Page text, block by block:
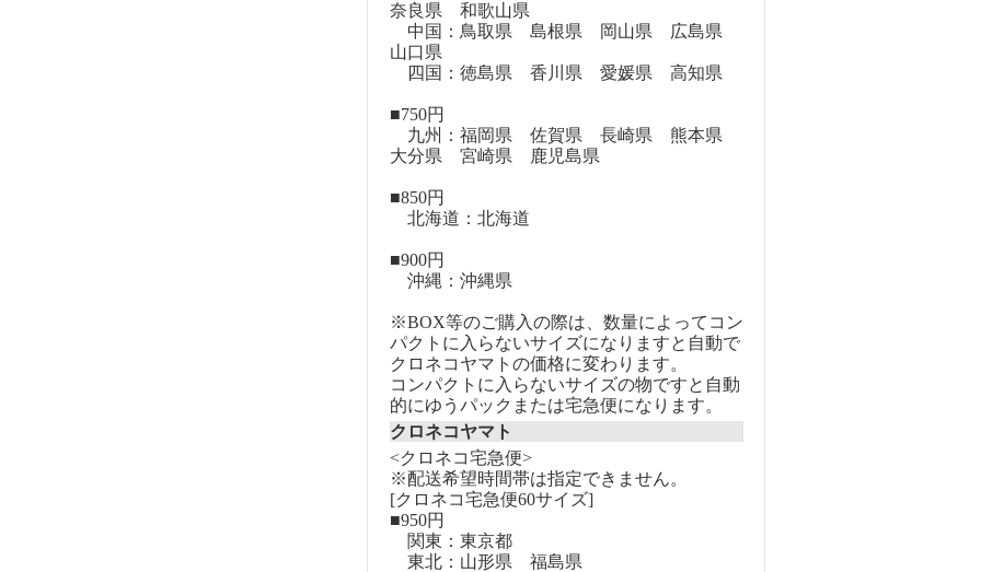
奈良県 和歌山県
中国：鳥取県 島根県 岡山県 広島県
山口県
四国：徳島県 香川県 愛媛県 高知県
■750円
九州：福岡県 佐賀県 長崎県 熊本県
大分県 宮崎県 鹿児島県
■850円
北海道：北海道
■900円
沖縄：沖縄県
※BOX等のご購入の際は、数量によってコン
パクトに入らないサイズになりますと自動で
クロネコヤマトの価格に変わります。
コンパクトに入らないサイズの物ですと自動
的にゆうパックまたは宅急便になります。
クロネコヤマト
<クロネコ宅急便>
※配送希望時間帯は指定できません。
[クロネコ宅急便60サイズ]
■950円
関東：東京都
東北：山形県 福島県